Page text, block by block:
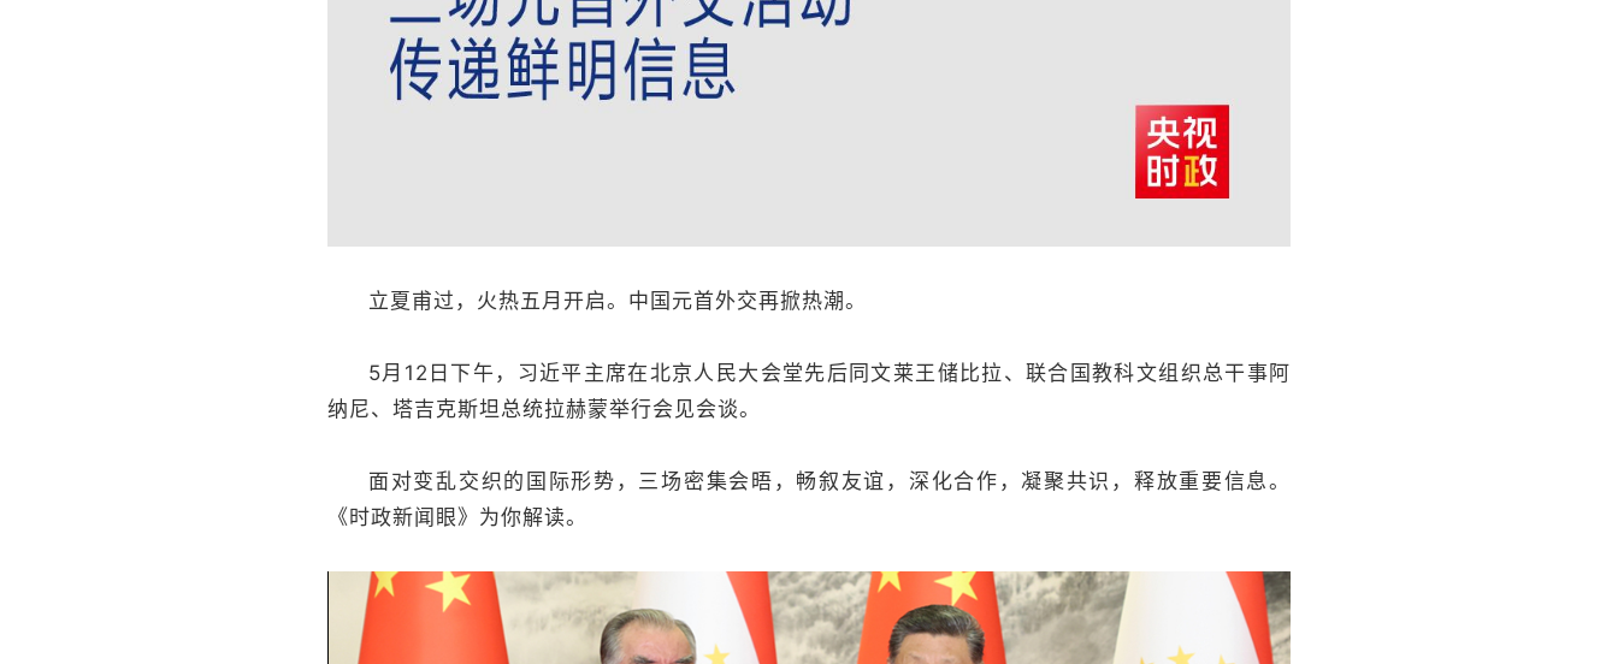
立夏甫过，火热五月开启。中国元首外交再掀热潮。
5月12日下午，习近平主席在北京人民大会堂先后同文莱王储比拉、联合国教科文组织总干事阿
纳尼、塔吉克斯坦总统拉赫蒙举行会见会谈。
面对变乱交织的国际形势，三场密集会晤，畅叙友谊，深化合作，凝聚共识，释放重要信息。
《时政新闻眼》为你解读。